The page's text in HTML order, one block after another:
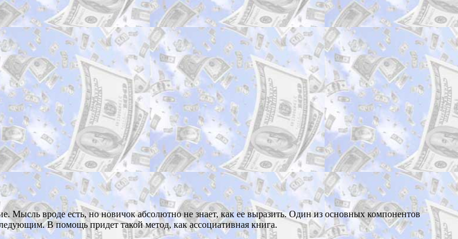
вроде есть, но новичок абсолютно не знает, как ее выразить. Один из основных компонентов
В помощь придет такой метод, как ассоциативная книга.